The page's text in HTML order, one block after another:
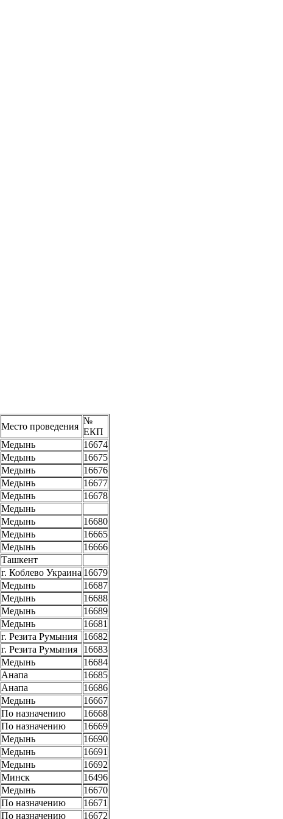
Место проведения
№
ЕКП
Медынь
16674
Медынь
16675
Медынь
16676
Медынь
16677
Медынь
16678
Медынь
Медынь
16680
Медынь
16665
Медынь
16666
Ташкент
г. Коблево Украина 16679
Медынь
16687
Медынь
16688
Медынь
16689
Медынь
16681
г. Резита Румыния
16682
г. Резита Румыния
16683
Медынь
16684
Анапа
16685
Анапа
16686
Медынь
16667
По назначению
16668
По назначению
16669
Медынь
16690
Медынь
16691
Медынь
16692
Минск
16496
Медынь
16670
По назначению
16671
По назначению 16672